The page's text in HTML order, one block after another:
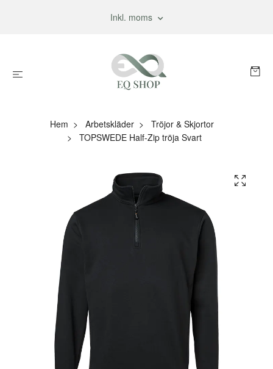
Inkl. moms
Hem Arbetskläder
Tröjor & Skjortor
TOPSWEDE Half-Zip tröja Svart